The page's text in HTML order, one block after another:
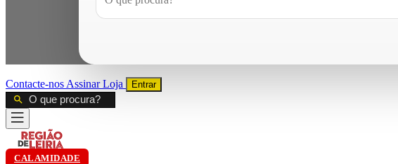
Contacte-nos AssinarLoja Entrar
CALAMIDADE